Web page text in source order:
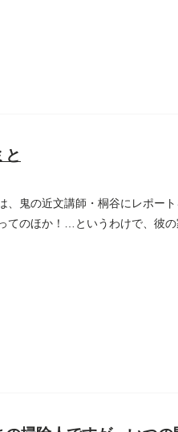
と
、鬼の近文講師・桐谷にレポー
てのほか！…というわけで、彼